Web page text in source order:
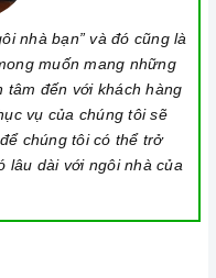
theo để biết điện áp
thông số kỹ thuật khác.
xuất.
nhà bạn” và đó cũng là
muốn mang những
tâm đến với khách hàng
vụ của chúng tôi sẽ
chúng tôi có thể trở
lâu dài với ngôi nhà của